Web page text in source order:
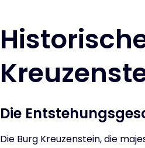
Die
Die Burg Kreuzenstein, die